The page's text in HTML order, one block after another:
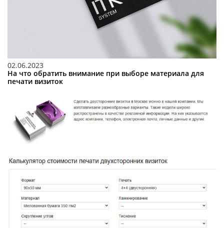
02.06.2023
На что обратить внимание при выборе материала для
печати визиток